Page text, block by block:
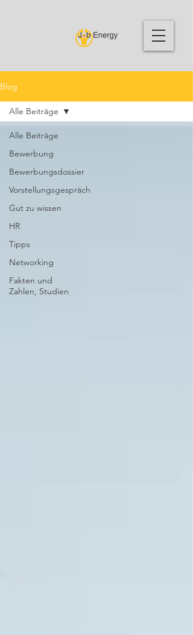
Blog
Alle Beiträge
Bewerbung
Bewerbungsdossier
Vorstellungsgespräch
Gut zu wissen
HR
Tipps
Networking
Fakten und
Zahlen, Studien
Alle Beiträge